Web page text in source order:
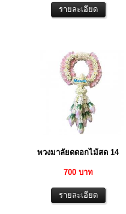
พวงมาลัยดดอกไม้สด 14
700 บาท